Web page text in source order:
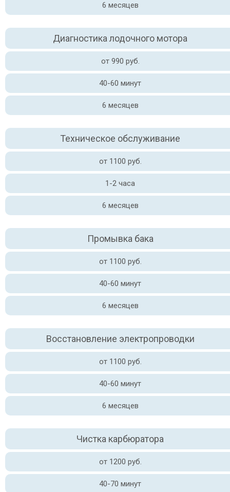
6 месяцев
Диагностика лодочного мотора
от 990 руб.
40-60 минут
6 месяцев
Техническое обслуживание
от 1100 руб.
1-2 часа
6 месяцев
Промывка бака
от 1100 руб.
40-60 минут
6 месяцев
Восстановление электропроводки
от 1100 руб.
40-60 минут
6 месяцев
Чистка карбюратора
от 1200 руб.
40-70 минут